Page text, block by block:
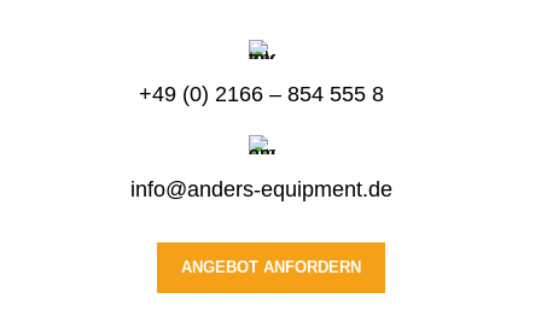
+49 (0) 2166 – 854 555 8
info@anders-equipment.de
ANGEBOT ANFORDERN